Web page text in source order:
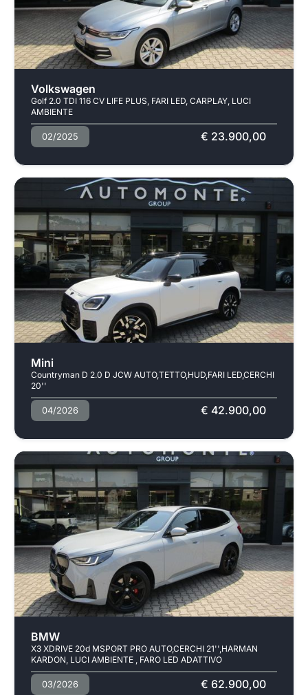
Volkswagen
Golf 2.0 TDI 116 CV LIFE PLUS, FARI LED, CARPLAY, LUCI
AMBIENTE
02/2025 € 23.900,00
Mini
Countryman D 2.0 D JCW AUTO,TETTO,HUD,FARI LED,CERCHI
20''
04/2026 € 42.900,00
BMW
X3 XDRIVE 20d MSPORT PRO AUTO,CERCHI 21'',HARMAN
KARDON, LUCI AMBIENTE , FARO LED ADATTIVO
03/2026 € 62.900,00